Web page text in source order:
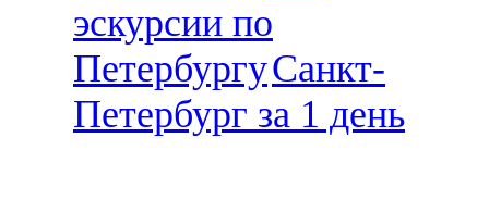
эскурсии по
ПетербургуСанкт-
Петербург за 1 день